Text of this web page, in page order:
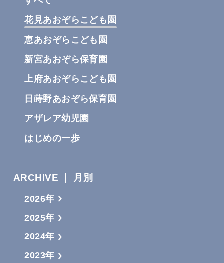
花見あおぞらこども園
恵あおぞらこども園
新宮あおぞら保育園
上府あおぞらこども園
日蒔野あおぞら保育園
アザレア幼児園
はじめの一歩
ARCHIVE ｜ 月別
2026年
2025年
2024年
2023年